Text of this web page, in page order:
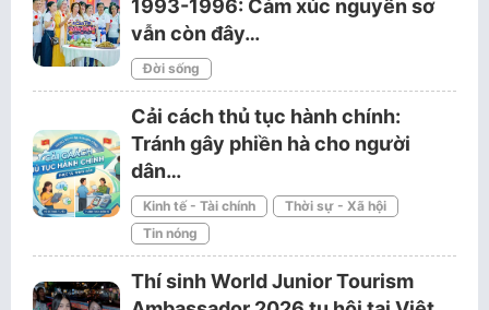
1993-1996: Cảm xúc nguyên sơ
vẫn còn đây…
Đời sống
Cải cách thủ tục hành chính:
Tránh gây phiền hà cho người
dân…
Kinh tế - Tài chính
Thời sự - Xã hội
Tin nóng
Thí sinh World Junior Tourism